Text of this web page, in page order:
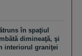
în spaţiul
dimineaţă, şi
interiorul graniţei